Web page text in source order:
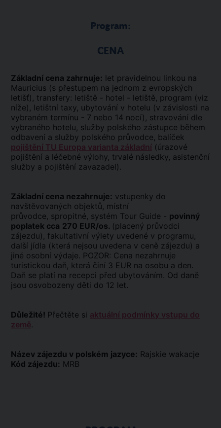
Program:
CENA
Základní cena zahrnuje: let pravidelnou linkou na
Mauricius (s přestupem na jednom z evropských
letišť), transfery: letiště - hotel - letiště, program (viz
níže), letištní taxy, ubytování v hotelu (v závislosti na
vybraném termínu - 7 nebo 14 nocí), stravování dle
vybraného hotelu, služby polského zástupce během
odbavení a služby polského průvodce, balíček
pojištění TU Europa varianta základní (úrazové
pojištění a léčebné výlohy, trvalé následky, asistenční
služby a pojištění zavazadel).
Základní cena nezahrnuje: vstupenky do
navštěvovaných objektů, místní
průvodce, spropitné, systém Tour Guide - povinný
poplatek cca 270 EUR/os. (placený průvodci
zájezdu), fakultativní výlety uvedené v programu,
další jídla (která nejsou uvedena v ceně zájezdu) a
jiné osobní výdaje. POZOR: Cena nezahrnuje
turistickou daň, která činí 3 EUR na osobu a den.
Daň se platí na recepci před ubytováním. Od daně
jsou osvobozeny děti do 12 let.
Důležité! Přečtěte si aktuální podmínky vstupu do
země.
Název zájezdu v polském jazyce: Rajskie wakacje
Kód zájezdu: MRB